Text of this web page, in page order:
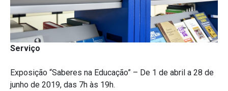
Serviço
Exposição “Saberes na Educação” – De 1 de abril a 28 de
junho de 2019, das 7h às 19h.